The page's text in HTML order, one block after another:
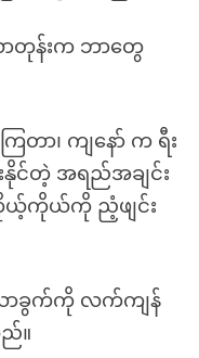
လာတုန်းက ဘာတွေ
တာ၊ ကျနော် က ရီး
င်တဲ့ အရည်အချင်း
ကိုယ့်ကိုယ်ကို ညံ့ဖျင်း
ာခွက်ကို လက်ကျန်
။